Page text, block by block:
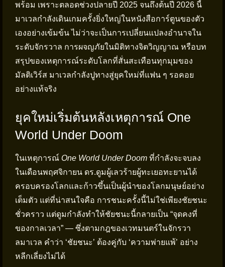
พร้อม เพราะตลอดช่วงปลายปี 2025 จนถึงต้นปี 2026 นี้
มาเวลกำลังเดินเกมครั้งยิ่งใหญ่ในหนังสือการ์ตูนของตัว
เองอย่างเข้มข้น ไม่ว่าจะเป็นการเปลี่ยนแปลงอำนาจใน
ระดับจักรวาล การผจญภัยในมิติทางจิตวิญญาณ หรือบท
สรุปของเหตุการณ์ระดับโลกที่สั่นสะเทือนทุกมุมของ
มัลติเวิร์ส มาเวลกำลังปูทางสู่ยุคใหม่ที่แฟน ๆ รอคอย
อย่างแท้จริง
ยุคใหม่เริ่มต้นหลังเหตุการณ์ One
World Under Doom
ในเหตุการณ์ One World Under Doom ที่กำลังจะจบลง
ในเดือนพฤศจิกายน ดร.ดูมผู้เลวร้ายผู้ทะเยอทะยานได้
ครอบครองโลกและก้าวขึ้นเป็นผู้นำของโลกมนุษย์อย่าง
เต็มตัว แต่ที่น่าสนใจคือ การชนะครั้งนี้ไม่ใช่เพียงชัยชนะ
ชั่วคราว แต่ดูมกำลังทำให้ชัยชนะนี้กลายเป็น “จุดคงที่
ของกาลเวลา” — ซึ่งตามกฎของเวทมนตร์ในจักรวา
ลมาเวล คำว่า ‘ชัยชนะ’ ต้องคู่กับ ‘ความพ่ายแพ้’ อย่าง
หลีกเลี่ยงไม่ได้